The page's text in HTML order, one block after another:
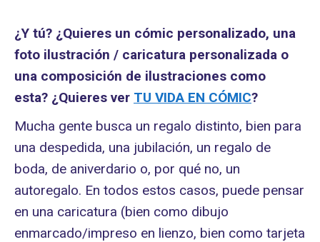
¿Y tú? ¿Quieres un cómic personalizado, una
foto ilustración / caricatura personalizada o
una composición de ilustraciones como
esta? ¿Quieres ver TU VIDA EN CÓMIC?
Mucha gente busca un regalo distinto, bien para
una despedida, una jubilación, un regalo de
boda, de aniverdario o, por qué no, un
autoregalo. En todos estos casos, puede pensar
en una caricatura (bien como dibujo
enmarcado/impreso en lienzo, bien como tarjeta